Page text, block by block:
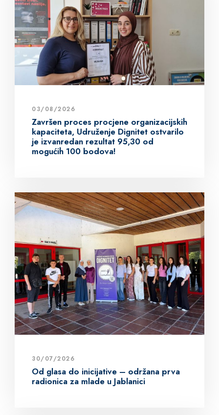
03/08/2026
Završen proces procjene organizacijskih
kapaciteta, Udruženje Dignitet ostvarilo
je izvanredan rezultat 95,30 od
mogućih 100 bodova!
30/07/2026
Od glasa do inicijative – održana prva
radionica za mlade u Jablanici